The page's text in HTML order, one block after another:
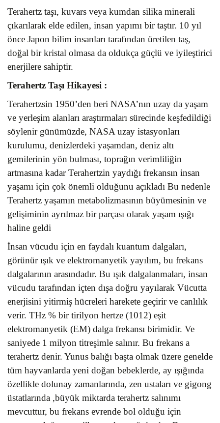
Terahertz taşı, kuvars veya kumdan silika minerali
çıkarılarak elde edilen, insan yapımı bir taştır. 10 yıl
önce Japon bilim insanları tarafından üretilen taş,
doğal bir kristal olmasa da oldukça güçlü ve iyileştirici
enerjilere sahiptir.
Terahertz Taşı Hikayesi :
Terahertzsin 1950’den beri NASA’nın uzay da yaşam
ve yerleşim alanları araştırmaları sürecinde keşfedildiği
söylenir günümüzde, NASA uzay istasyonları
kurulumu, denizlerdeki yaşamdan, deniz altı
gemilerinin yön bulması, toprağın verimliliğin
artmasına kadar Terahertzin yaydığı frekansın insan
yaşamı için çok önemli olduğunu açıkladı Bu nedenle
Terahertz yaşamın metabolizmasının büyümesinin ve
gelişiminin ayrılmaz bir parçası olarak yaşam ışığı
haline geldi
İnsan vücudu için en faydalı kuantum dalgaları,
görünür ışık ve elektromanyetik yayılım, bu frekans
dalgalarının arasındadır. Bu ışık dalgalanmaları, insan
vücudu tarafından içten dışa doğru yayılarak Vücutta
enerjisini yitirmiş hücreleri harekete geçirir ve canlılık
verir. THz % bir tirilyon hertze (1012) eşit
elektromanyetik (EM) dalga frekansı birimidir. Ve
saniyede 1 milyon titreşimle salınır. Bu frekans a
terahertz denir. Yunus balığı başta olmak üzere genelde
tüm hayvanlarda yeni doğan bebeklerde, ay ışığında
özellikle dolunay zamanlarında, zen ustaları ve gigong
üstatlarında ,büyük miktarda terahertz salınımı
mevcuttur, bu frekans evrende bol olduğu için